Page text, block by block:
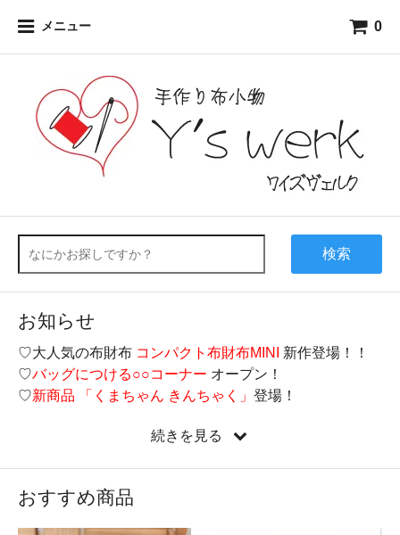
メニュー 0
検索
お知らせ
♡大人気の布財布 コンパクト布財布MINI 新作登場！！
♡バッグにつける○○コーナー オープン！
♡新商品 「くまちゃん きんちゃく」 登場！
♡遂に来ました！LIBERTY全品半額SALE実施中
続きを見る
おすすめ商品